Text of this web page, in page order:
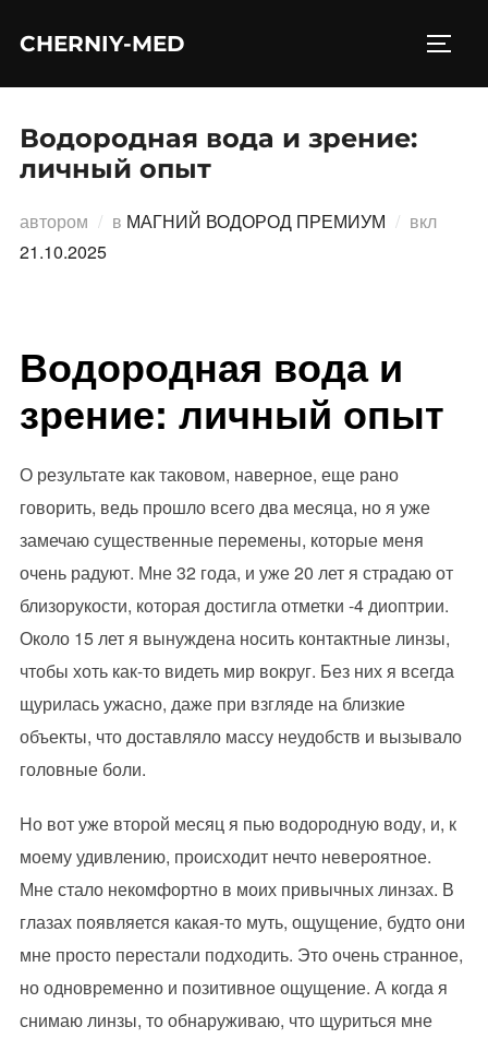
CHERNIY-MED
Водородная вода и зрение:
личный опыт
автором в МАГНИЙ ВОДОРОД ПРЕМИУМ вкл
21.10.2025
Водородная вода и
зрение: личный опыт
О результате как таковом, наверное, еще рано
говорить, ведь прошло всего два месяца, но я уже
замечаю существенные перемены, которые меня
очень радуют. Мне 32 года, и уже 20 лет я страдаю от
близорукости, которая достигла отметки -4 диоптрии.
Около 15 лет я вынуждена носить контактные линзы,
чтобы хоть как-то видеть мир вокруг. Без них я всегда
щурилась ужасно, даже при взгляде на близкие
объекты, что доставляло массу неудобств и вызывало
головные боли.
Но вот уже второй месяц я пью водородную воду, и, к
моему удивлению, происходит нечто невероятное.
Мне стало некомфортно в моих привычных линзах. В
глазах появляется какая-то муть, ощущение, будто они
мне просто перестали подходить. Это очень странное,
но одновременно и позитивное ощущение. А когда я
снимаю линзы, то обнаруживаю, что щуриться мне